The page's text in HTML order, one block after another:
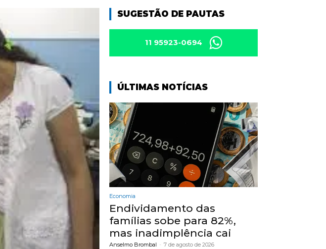
SUGESTÃO DE PAUTAS
11 95923-0694
ÚLTIMAS NOTÍCIAS
Economia
Endividamento das
famílias sobe para 82%,
mas inadimplência cai
Anselmo Brombal - 7 de agosto de 2026